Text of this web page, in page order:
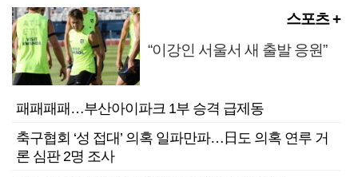
스포츠 +
“이강인 서울서 새 출발 응원”
패패패패…부산아이파크 1부 승격 급제동
축구협회 ‘성 접대’ 의혹 일파만파…日도 의혹 연루 거
론 심판 2명 조사